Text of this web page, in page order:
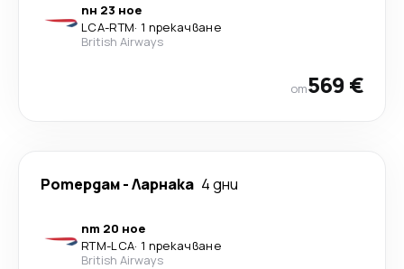
пн 23 ное
LCA-RTM· 1 прекачване
British Airways
от569 €
Ротердам-Ларнака 4 дни
пт 20 ное
RTM-LCA· 1 прекачване
British Airways